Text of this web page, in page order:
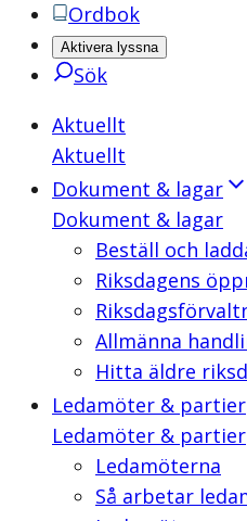
Ordbok
Aktivera lyssna
Sök
Aktuellt
Aktuellt
Dokument & lagar
Dokument & lagar
Beställ och
Riksdagens
Allmänna
Hitta äldre
Ledamöter & partier
Ledamöter & partier
Ledamöterna
Så arbetar